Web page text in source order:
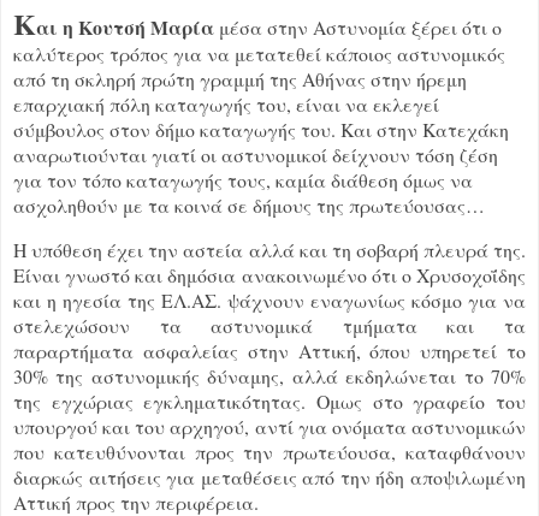
Kαι η Κουτσή Μαρία μέσα στην Αστυνομία ξέρει ότι ο
καλύτερος τρόπος για να μετατεθεί κάποιος αστυνομικός
από τη σκληρή πρώτη γραμμή της Αθήνας στην ήρεμη
επαρχιακή πόλη καταγωγής του, είναι να εκλεγεί
σύμβουλος στον δήμο καταγωγής του. Και στην Κατεχάκη
αναρωτιούνται γιατί οι αστυνομικοί δείχνουν τόση ζέση
για τον τόπο καταγωγής τους, καμία διάθεση όμως να
ασχοληθούν με τα κοινά σε δήμους της πρωτεύουσας…
Η υπόθεση έχει την αστεία αλλά και τη σοβαρή πλευρά της.
Είναι γνωστό και δημόσια ανακοινωμένο ότι ο Χρυσοχοΐδης
και η ηγεσία της ΕΛ.ΑΣ. ψάχνουν εναγωνίως κόσμο για να
στελεχώσουν τα αστυνομικά τμήματα και τα
παραρτήματα ασφαλείας στην Αττική, όπου υπηρετεί το
30% της αστυνομικής δύναμης, αλλά εκδηλώνεται το 70%
της εγχώριας εγκληματικότητας. Ομως στο γραφείο του
υπουργού και του αρχηγού, αντί για ονόματα αστυνομικών
που κατευθύνονται προς την πρωτεύουσα, καταφθάνουν
διαρκώς αιτήσεις για μεταθέσεις από την ήδη αποψιλωμένη
Αττική προς την περιφέρεια.